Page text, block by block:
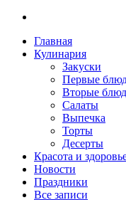
Главная
Кулинария
Закуски
Первые
Вторые
Салаты
Выпечка
Торты
Десерты
Красота и
Новости
Праздники
Все записи